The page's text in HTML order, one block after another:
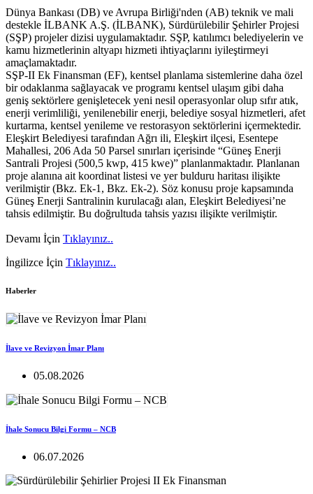
Dünya Bankası (DB) ve Avrupa Birliği'nden (AB) teknik ve mali
destekle İLBANK A.Ş. (İLBANK), Sürdürülebilir Şehirler Projesi
(SŞP) projeler dizisi uygulamaktadır. SŞP, katılımcı belediyelerin ve
kamu hizmetlerinin altyapı hizmeti ihtiyaçlarını iyileştirmeyi
amaçlamaktadır.
SŞP-II Ek Finansman (EF), kentsel planlama sistemlerine daha özel
bir odaklanma sağlayacak ve programı kentsel ulaşım gibi daha
geniş sektörlere genişletecek yeni nesil operasyonlar olup sıfır atık,
enerji verimliliği, yenilenebilir enerji, belediye sosyal hizmetleri, afet
kurtarma, kentsel yenileme ve restorasyon sektörlerini içermektedir.
Eleşkirt Belediyesi tarafından Ağrı ili, Eleşkirt ilçesi, Esentepe
Mahallesi, 206 Ada 50 Parsel sınırları içerisinde “Güneş Enerji
Santrali Projesi (500,5 kwp, 415 kwe)” planlanmaktadır. Planlanan
proje alanına ait koordinat listesi ve yer bulduru haritası ilişikte
verilmiştir (Bkz. Ek-1, Bkz. Ek-2). Söz konusu proje kapsamında
Güneş Enerji Santralinin kurulacağı alan, Eleşkirt Belediyesi’ne
tahsis edilmiştir. Bu doğrultuda tahsis yazısı ilişikte verilmiştir.
Devamı İçin Tıklayınız..
İngilizce İçin Tıklayınız..
Haberler
İlave ve Revizyon İmar Planı
05.08.2026
İhale Sonucu Bilgi Formu – NCB
06.07.2026